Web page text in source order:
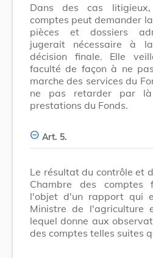
Dans des cas
comptes peut demander
pièces et dossiers
jugerait nécessaire à
décision finale. Elle
faculté de façon à ne
marche des services du
ne pas retarder par
prestations du Fonds.
Art. 5.
Le résultat du contrôle et
Chambre des comptes
l'objet d'un rapport qui
Ministre de l'agriculture
lequel donne aux
des comptes telles suites